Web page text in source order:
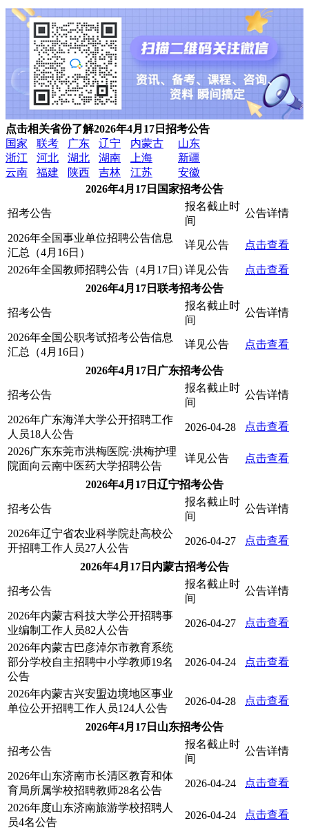
点击相关省份了解2026年4月17日 招考公告
国家
联考 广东 辽宁 内蒙古
山东
浙江
河北 湖北 湖南 上海
新疆
云南
福建 陕西 吉林 江苏
安徽
2026年4月17日国家招考公告
招考公告
报名截止时
间
公告详情
2026年全国事业单位招聘公告信息
汇总（4月16日）
详见公告 点击查看
2026年全国教师招聘公告（4月17日) 详见公告
点击查看
2026年4月17日联考招考公告
招考公告
报名截止时
间
公告详情
2026年全国公职考试招考公告信息
汇总（4月16日）
详见公告 点击查看
2026年4月17日广东招考公告
招考公告
报名截止时
间
公告详情
2026年广东海洋大学公开招聘工作
人员18人公告
2026-04-28 点击查看
2026广东东莞市洪梅医院·洪梅护理
院面向云南中医药大学招聘公告
详见公告 点击查看
2026年4月17日辽宁招考公告
招考公告
报名截止时
间
公告详情
2026年辽宁省农业科学院赴高校公
开招聘工作人员27人公告
2026-04-27 点击查看
2026年4月17日内蒙古招考公告
招考公告
报名截止时
间
公告详情
2026年内蒙古科技大学公开招聘事
业编制工作人员82人公告
2026-04-27 点击查看
2026年内蒙古巴彦淖尔市教育系统
部分学校自主招聘中小学教师19名
公告
2026-04-24 点击查看
2026年内蒙古兴安盟边境地区事业
单位公开招聘工作人员124人公告
2026-04-28 点击查看
2026年4月17日山东招考公告
招考公告
报名截止时
间
公告详情
2026年山东济南市长清区教育和体
育局所属学校招聘教师28名公告
2026-04-24 点击查看
2026年度山东济南旅游学校招聘人
员4名公告
2026-04-24 点击查看